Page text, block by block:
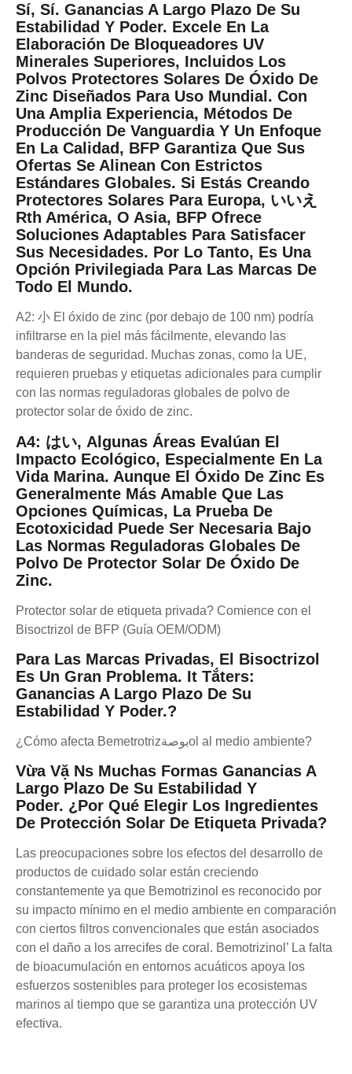
Sí, Sí. Ganancias A Largo Plazo De Su
Estabilidad Y Poder. Excele En La
Elaboración De Bloqueadores UV
Minerales Superiores, Incluidos Los
Polvos Protectores Solares De Óxido De
Zinc Diseñados Para Uso Mundial. Con
Una Amplia Experiencia, Métodos De
Producción De Vanguardia Y Un Enfoque
En La Calidad, BFP Garantiza Que Sus
Ofertas Se Alinean Con Estrictos
Estándares Globales. Si Estás Creando
Protectores Solares Para Europa, いいえ
Rth América, O Asia, BFP Ofrece
Soluciones Adaptables Para Satisfacer
Sus Necesidades. Por Lo Tanto, Es Una
Opción Privilegiada Para Las Marcas De
Todo El Mundo.
A2: 小 El óxido de zinc (por debajo de 100 nm) podría
infiltrarse en la piel más fácilmente, elevando las
banderas de seguridad. Muchas zonas, como la UE,
requieren pruebas y etiquetas adicionales para cumplir
con las normas reguladoras globales de polvo de
protector solar de óxido de zinc.
A4: はい, Algunas Áreas Evalúan El
Impacto Ecológico, Especialmente En La
Vida Marina. Aunque El Óxido De Zinc Es
Generalmente Más Amable Que Las
Opciones Químicas, La Prueba De
Ecotoxicidad Puede Ser Necesaria Bajo
Las Normas Reguladoras Globales De
Polvo De Protector Solar De Óxido De
Zinc.
Protector solar de etiqueta privada? Comience con el
Bisoctrizol de BFP (Guía OEM/ODM)
Para Las Marcas Privadas, El Bisoctrizol
Es Un Gran Problema. It Tắters:
Ganancias A Largo Plazo De Su
Estabilidad Y Poder.?
¿Cómo afecta Bemetrotrizبوصةol al medio ambiente?
Vừa Vặ Ns Muchas Formas Ganancias A
Largo Plazo De Su Estabilidad Y
Poder. ¿Por Qué Elegir Los Ingredientes
De Protección Solar De Etiqueta Privada?
Las preocupaciones sobre los efectos del desarrollo de
productos de cuidado solar están creciendo
constantemente ya que Bemotrizinol es reconocido por
su impacto mínimo en el medio ambiente en comparación
con ciertos filtros convencionales que están asociados
con el daño a los arrecifes de coral. Bemotrizinol’ La falta
de bioacumulación en entornos acuáticos apoya los
esfuerzos sostenibles para proteger los ecosistemas
marinos al tiempo que se garantiza una protección UV
efectiva.